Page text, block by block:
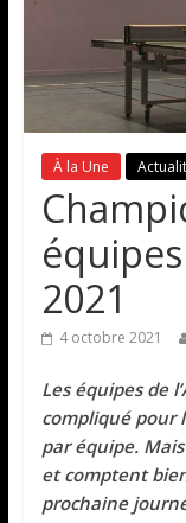
À la Une
2021
4 octobre 2021
Les équipes de
compliqué pour
par équipe.
et comptent
prochaine